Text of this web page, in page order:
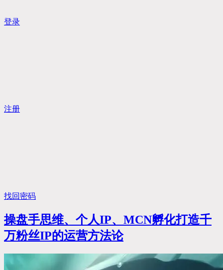
登录
注册
找回密码
操盘手思维、个人IP、MCN孵化打造千
万粉丝IP的运营方法论